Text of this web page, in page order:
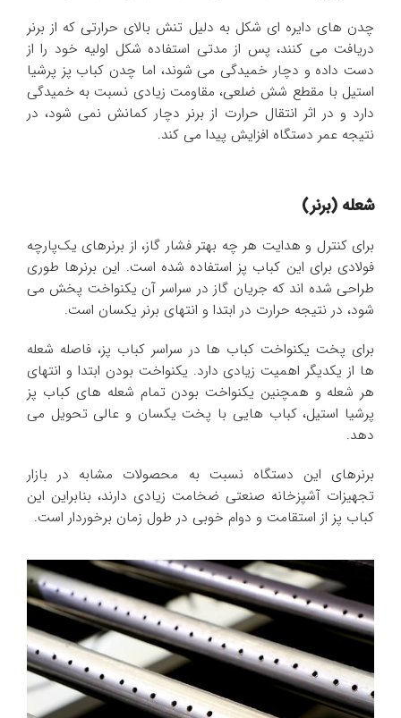
چدن های دایره ای شکل به دلیل تنش بالای حرارتی که از برنر
دریافت می کنند، پس از مدتی استفاده شکل اولیه خود را از
دست داده و دچار خمیدگی می شوند، اما چدن کباب پز پرشیا
استیل با مقطع شش ضلعی، مقاومت زیادی نسبت به خمیدگی
دارد و در اثر انتقال حرارت از برنر دچار کمانش نمی شود، در
نتیجه عمر دستگاه افزایش پیدا می کند.
شعله (برنر)
برای کنترل و هدایت هر چه بهتر فشار گاز، از برنرهای یک‌پارچه
فولادی برای این کباب پز استفاده شده است. این برنرها طوری
طراحی شده اند که جریان گاز در سراسر آن یکنواخت پخش می
شود، در نتیجه حرارت در ابتدا و انتهای برنر یکسان است.
برای پخت یکنواخت کباب ها در سراسر کباب پز، فاصله شعله
ها از یکدیگر اهمیت زیادی دارد. یکنواخت بودن ابتدا و انتهای
هر شعله و همچنین یکنواخت بودن تمام شعله های کباب پز
پرشیا استیل، کباب هایی با پخت یکسان و عالی تحویل می
دهد.
برنرهای این دستگاه نسبت به محصولات مشابه در بازار
تجهیزات آشپزخانه صنعتی ضخامت زیادی دارند، بنابراین این
کباب پز از استقامت و دوام خوبی در طول زمان برخوردار است.